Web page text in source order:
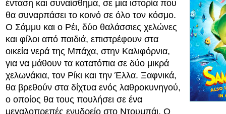
ένταση και συναίσθημα, σε μια ιστορία που
θα συναρπάσει το κοινό σε όλο τον κόσμο.
Ο Σάμμυ και ο Ρέι, δύο θαλάσσιες χελώνες
και φίλοι από παιδιά, επιστρέφουν στα
οικεία νερά της Μπάχα, στην Καλιφόρνια,
για να μάθουν τα κατατόπια σε δύο μικρά
χελωνάκια, τον Ρίκι και την Έλλα. Ξαφνικά,
θα βρεθούν στα δίχτυα ενός λαθροκυνηγού,
ο οποίος θα τους πουλήσει σε ένα
μεγαλοπρεπές ενυδρείο στο Ντουμπάι. Ο